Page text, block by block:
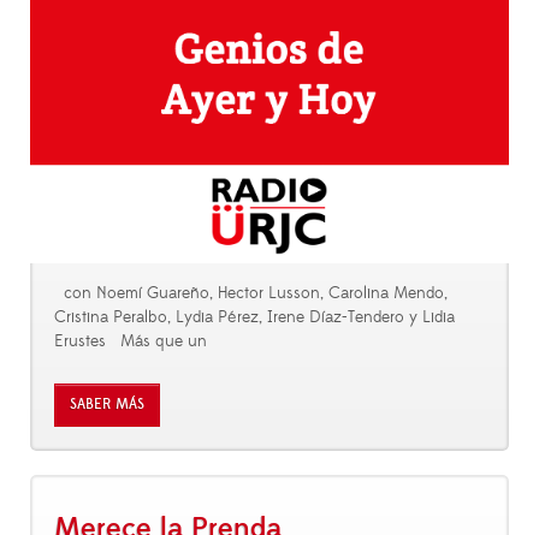
con Noemí Guareño, Hector Lusson, Carolina Mendo,
Cristina Peralbo, Lydia Pérez, Irene Díaz-Tendero y Lidia
Erustes Más que un
SABER MÁS